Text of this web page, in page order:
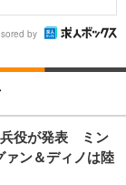
by
兵役が発表 ミン
ァン＆ディノは陸